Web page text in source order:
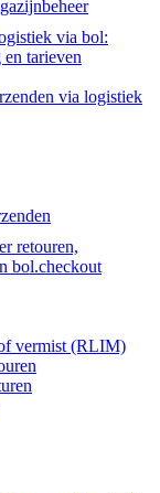
via bol:
tarieven
via logistiek
retouren,
bol.checkout
vermist (RLIM)